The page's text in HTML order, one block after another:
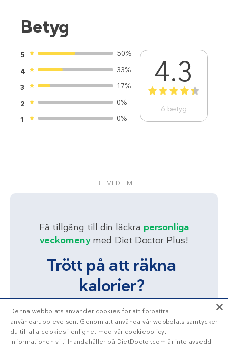
Betyg
5
50%
4
33%
3
17%
2
0%
1
0%
4.3
1 2 3 4 5
6 betyg
BLI MEDLEM
Få tillgång till din läckra personliga
veckomenymed Diet Doctor Plus!
Trött på att räkna
kalorier?
Ja! Berätta mer ×
Denna webbplats använder cookies för att förbättra
användarupplevelsen. Genom att använda vår webbplats samtycker
du till alla cookies i enlighet med vår cookiepolicy.
Informationen vi tillhandahåller på DietDoctor.com är inte avsedd